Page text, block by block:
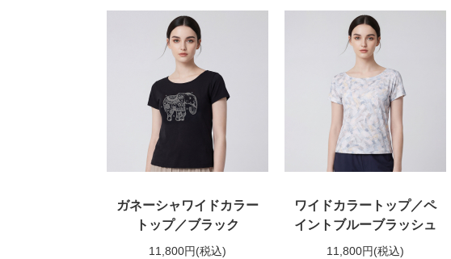
ガネーシャワイドカラー
トップ／ブラック
11,800円(税込)
ワイドカラートップ／ペ
イントブルーブラッシュ
11,800円(税込)